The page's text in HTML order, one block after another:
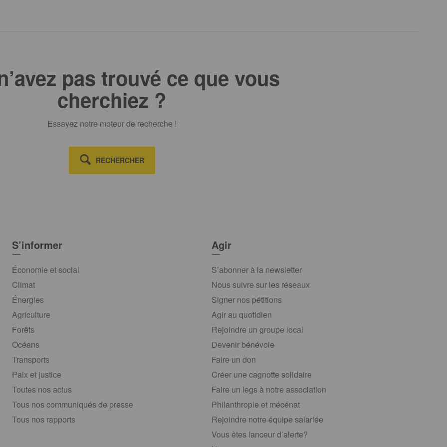
pas trouvé ce que vous
cherchiez ?
Essayez notre moteur de recherche !
RECHERCHER
S’informer
Économie et social
Climat
Énergies
Agriculture
Forêts
Océans
Transports
Paix et justice
Toutes nos actus
Tous nos communiqués de presse
Tous nos rapports
Agir
S’abonner à la newsletter
Nous suivre sur les réseaux
Signer nos pétitions
Agir au quotidien
Rejoindre un groupe local
Devenir bénévole
Faire un don
Créer une cagnotte solidaire
Faire un legs à notre association
Philanthropie et mécénat
Rejoindre notre équipe salariée
Vous êtes lanceur d’alerte?